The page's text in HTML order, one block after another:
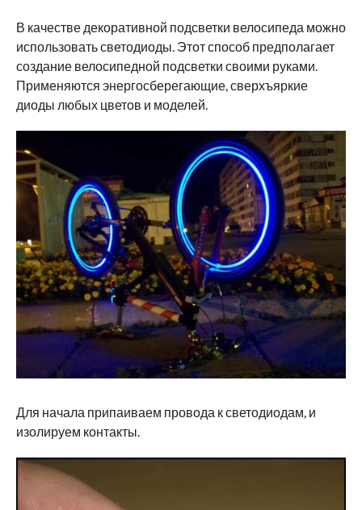
В качестве декоративной подсветки велосипеда можно
использовать светодиоды. Этот способ предполагает
создание велосипедной подсветки своими руками.
Применяются энергосберегающие, сверхъяркие
диоды любых цветов и моделей.
Для начала припаиваем провода к светодиодам, и
изолируем контакты.